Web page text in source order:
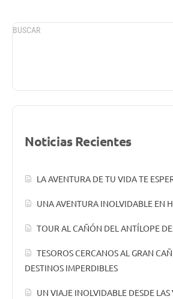
BUSCAR
Noticias Recientes
LA AVENTURA DE TU VIDA TE
UNA AVENTURA INOLVIDABLE EN
TOUR AL CAÑÓN DEL ANTÍLOPE
TESOROS CERCANOS AL GRAN
DESTINOS IMPERDIBLES
UN VIAJE INOLVIDABLE DESDE LAS